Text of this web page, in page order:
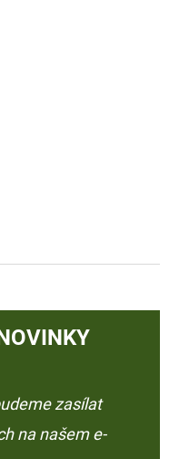
zasílat
na našem e-